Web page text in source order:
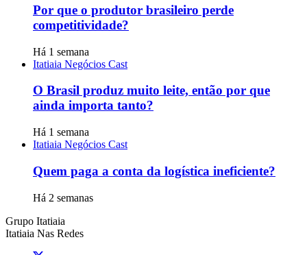
Por que o produtor brasileiro perde
competitividade?
Há 1 semana
Itatiaia Negócios Cast
O Brasil produz muito leite, então por que
ainda importa tanto?
Há 1 semana
Itatiaia Negócios Cast
Quem paga a conta da logística ineficiente?
Há 2 semanas
Grupo Itatiaia
Itatiaia Nas Redes